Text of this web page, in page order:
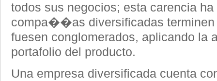
todos sus negocios; esta carencia
compa��as diversificadas
fuesen conglomerados, aplicando la
portafolio del producto.
Una empresa diversificada cuenta